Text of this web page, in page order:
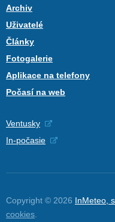
Archiv
Uživatelé
Články
Fotogalerie
Aplikace na telefony
Počasí na web
Ventusky
In-počasie
Copyright © 2026 InMeteo,
cookies